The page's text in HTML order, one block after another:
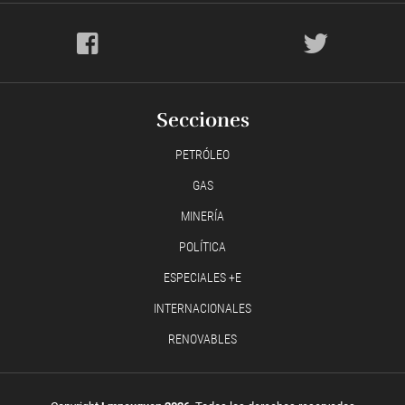
Secciones
PETRÓLEO
GAS
MINERÍA
POLÍTICA
ESPECIALES +E
INTERNACIONALES
RENOVABLES